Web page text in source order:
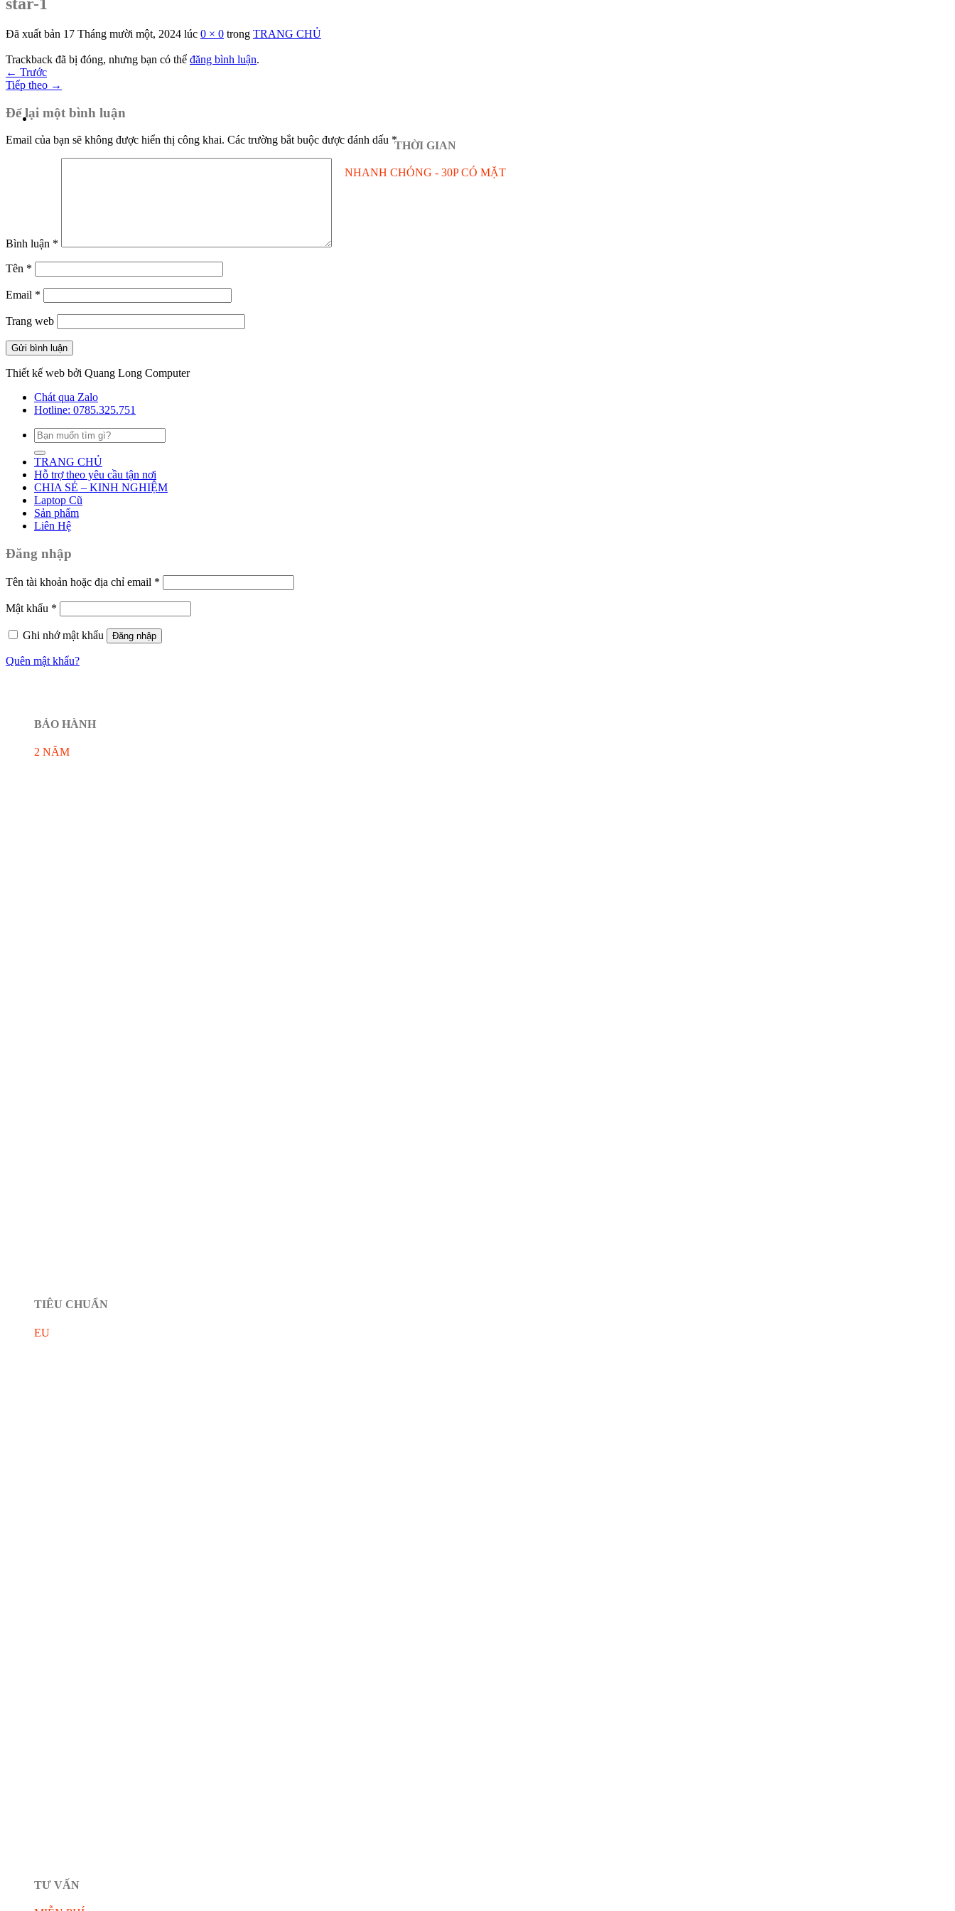
THỜI GIAN
NHANH CHÓNG - 30P CÓ MẶT
BẢO HÀNH
2 NĂM
TIÊU CHUẨN
EU
TƯ VẤN
Đã xuất bản 17 Tháng mười một, 2024 lúc 0 × 0 trong TRANG CHỦ
Trackback đã bị đóng, nhưng bạn có thể đăng bình luận.
← Trước
Tiếp theo →
Để lại một bình luận
Email của bạn sẽ không được hiển thị công khai. Các trường bắt buộc được đánh dấu *
Bình luận *
Tên *
Email *
Trang web
Thiết kế web bởi Quang Long Computer
Chát qua Zalo
Hotline: 0785.325.751
Tìm
kiếm:
TRANG CHỦ
Hỗ trợ theo yêu cầu tận nơi
CHIA SẺ – KINH NGHIỆM
Laptop Cũ
Sản phẩm
Liên Hệ
Đăng nhập
Tên tài khoản hoặc địa chỉ email *
Mật khẩu *
Ghi nhớ mật khẩu Đăng nhập
Quên mật khẩu?